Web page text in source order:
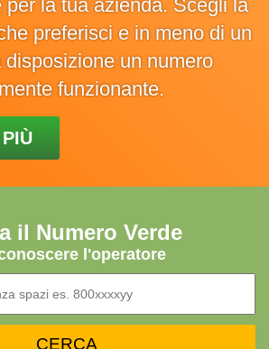
per la tua azienda. Scegli la
preferisci e in meno di un
un numero
funzionante.
il Numero Verde
l'operatore